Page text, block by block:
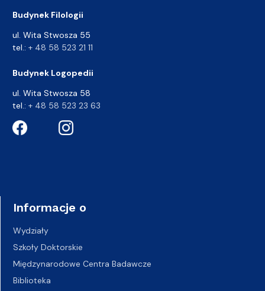
Budynek Filologii
ul. Wita Stwosza 55
tel.: + 48 58 523 21 11
Budynek Logopedii
ul. Wita Stwosza 58
tel.: + 48 58 523 23 63
Informacje o
Wydziały
Szkoły Doktorskie
Międzynarodowe Centra Badawcze
Biblioteka